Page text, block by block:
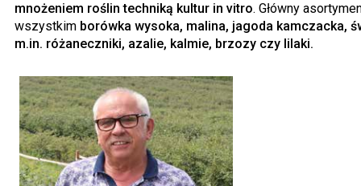
mnożeniem roślin techniką kultur in vitro. Główny
wszystkim borówka wysoka, malina, jagoda kamczacka,
m.in. różaneczniki, azalie, kalmie, brzozy czy lilaki.